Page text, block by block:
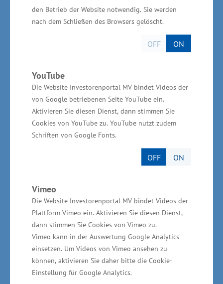
den Betrieb der Website notwendig. Sie werden
nach dem Schließen des Browsers gelöscht.
OFF ON
YouTube
Die Website Investorenportal MV bindet Videos der
von Google betriebenen Seite YouTube ein.
Aktivieren Sie diesen Dienst, dann stimmen Sie
Cookies von YouTube zu. YouTube nutzt zudem
Schriften von Google Fonts.
OFF ON
Vimeo
Die Website Investorenportal MV bindet Videos der
Plattform Vimeo ein. Aktivieren Sie diesen Dienst,
dann stimmen Sie Cookies von Vimeo zu.
Vimeo kann in der Auswertung Google Analytics
einsetzen. Um Videos von Vimeo ansehen zu
können, aktivieren Sie daher bitte die Cookie-
Einstellung für Google Analytics.
Mecklenburg-Vorpommern
Mit dem Landesdialog „Grüne Gewerbegebiete
in MV“ hat das Land eine Initiative gestartet, um
Gewerbegebieten modellhaft zu erproben. Ein
Anforderungskatalog enthält Kriterien für die
Vergabe des Labels „Grünes Gewerbegebiet“.
Entscheidend sind eine erneuerbare
Energieversorgung sowie das Engagement von
Kommune und Unternehmen vor Ort. Die
denn nur so werden die Planungshoheit der
Gemeinde sowie die unternehmerische
Verantwortung geachtet. Das Label kann nur
für bestehende Gewerbegebiete vergeben
werden. Um zu wissen, ob mehr als 50 Prozent
erneuerbare Energien genutzt werden, werden
die Energiewerte der einzelnen Unternehmen